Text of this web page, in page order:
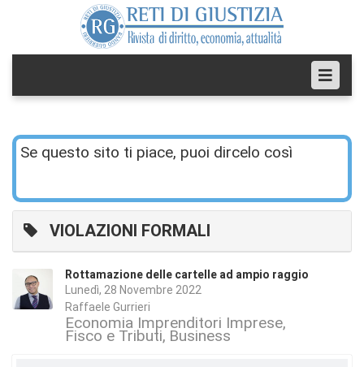
Se questo sito ti piace, puoi dircelo così
VIOLAZIONI FORMALI
Rottamazione delle cartelle ad ampio raggio
Lunedì, 28 Novembre 2022
Raffaele Gurrieri
Economia Imprenditori Imprese
Fisco e Tributi Business